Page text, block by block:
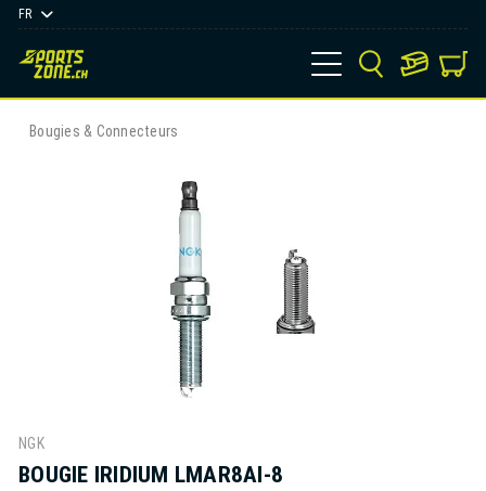
FR
Bougies & Connecteurs
NGK
BOUGIE IRIDIUM LMAR8AI-8